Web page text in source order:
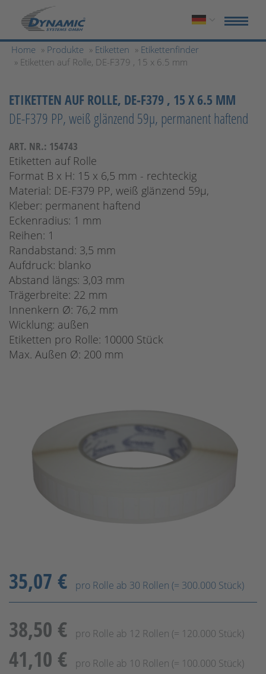
Home » Produkte » Etiketten » Etikettenfinder
» Etiketten auf Rolle, DE-F379 , 15 x 6.5 mm
ETIKETTEN AUF ROLLE, DE-F379 , 15 X 6.5 MM
DE-F379 PP, weiß glänzend 59µ, permanent haftend
ART. NR.: 154743
Etiketten auf Rolle
Format B x H: 15 x 6,5 mm - rechteckig
Material: DE-F379 PP, weiß glänzend 59µ,
Kleber: permanent haftend
Eckenradius: 1 mm
Reihen: 1
Randabstand: 3,5 mm
Aufdruck: blanko
Abstand längs: 3,03 mm
Trägerbreite: 22 mm
Innenkern Ø: 76,2 mm
Wicklung: außen
Etiketten pro Rolle: 10000 Stück
Max. Außen Ø: 200 mm
35,07 € pro Rolle ab 30 Rollen (= 300.000 Stück)
38,50 € pro Rolle ab 12 Rollen (= 120.000 Stück)
41,10 € pro Rolle ab 10 Rollen (= 100.000 Stück)